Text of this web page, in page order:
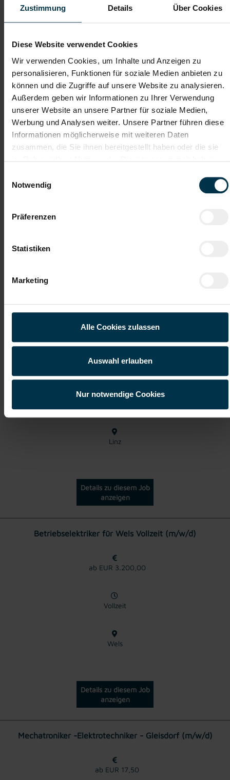
Zustimmung Details Über Cookies
Diese Website verwendet Cookies
Wir verwenden Cookies, um Inhalte und Anzeigen zu
personalisieren, Funktionen für soziale Medien anbieten zu
können und die Zugriffe auf unsere Website zu analysieren.
Außerdem geben wir Informationen zu Ihrer Verwendung
unserer Website an unsere Partner für soziale Medien,
Werbung und Analysen weiter. Unsere Partner führen diese
Informationen möglicherweise mit weiteren Daten
zusammen, die Sie ihnen bereitgestellt haben oder die sie
Notwendig
Präferenzen
Statistiken
Marketing
Alle Cookies zulassen
Auswahl erlauben
Nur notwendige Cookies
TTI AUSTRIA
Hinter jedem Erfolg steckt ein Talent.
zu finden, aber genau das ist unser Ziel: Einen Arbeitsplatz zu
finden, der genau den Vorstellungen, Bedürfnissen und
Wünschen unserer Bewerber*innen entspricht und sie auf ihren
Karriereweg zu begleiten.
Mit nur einer Bewerbung bekommt man bei uns Zugang zu
zahlreichen Jobangeboten in verschiedenen Branchen und
Bereichen. Jetzt bewerben und Traumjob finden! Wir freuen
uns auf ein Kennenlernen!
Karriere-Coaching mit der
besten Jobberatung
Zahlreiche Stellenangebote
in der regionalen Wirtschaft
Fairnessabkommen
(m/w/d)
ab EUR 3.652,48
Linz
Details zu diesem Job
anzeigen
Betriebselektriker für Wels Vollzeit (m/w/d)
ab EUR 3.200,00
Vollzeit
Wels
Details zu diesem Job
anzeigen
Mechatroniker -Elektrotechniker - Gleisdorf (m/w/d)
ab EUR 17,50